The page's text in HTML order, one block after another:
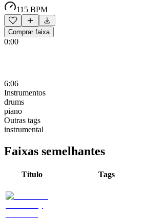
115 BPM
Comprar faixa
0:00
6:06
Instrumentos
drums
piano
Outras tags
instrumental
Faixas semelhantes
Título Tags